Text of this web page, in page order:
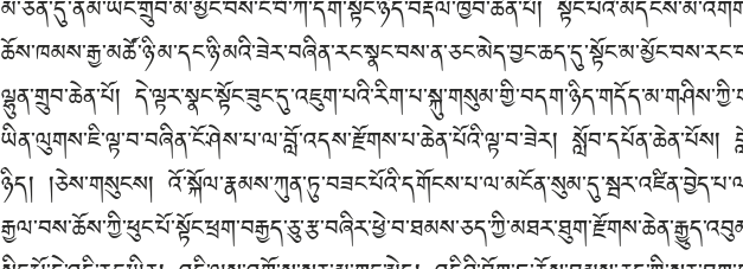
མ་ཅན་དུ་ནམ་ཡང་གྲུབ་མ་མྱོང་བས་ངོ་བོ་ཀ་དག་སྟོང་ཉིད་བརྡལ་ཁྱབ་ཆེན་པོ།
ལྷུན་གྲུབ་ཆེན་པོ།
ཡིན་ལུགས་ཇི་ལྟ་བ་བཞིན་ངོ་ཤེས་པ་ལ་བློ་འདས་རྫོགས་པ་ཆེན་པོའི་ལྟ་བ་ཟེར། སློབ་དཔོན་ཆེན་པོས།
ཉིད། །ཅེས་གསུངས།